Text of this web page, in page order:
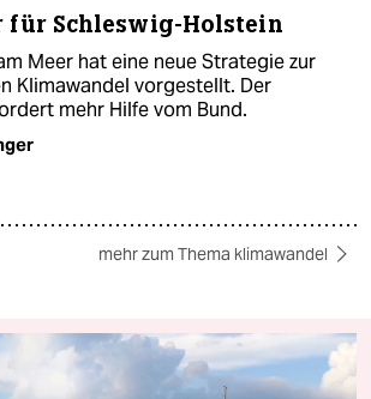
für Schleswig-Holstein
Meer hat eine neue Strategie zur
Klimawandel vorgestellt. Der
mehr Hilfe vom Bund.
mehr zum Thema klimawandel